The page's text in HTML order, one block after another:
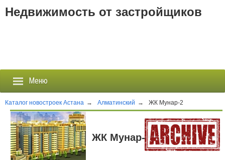
Недвижимость от застройщиков
Меню
Застройщики
Новостройки
Каталог новостроек Астана → Алматинский → ЖК Мунар-2
ЖК Мунар-2